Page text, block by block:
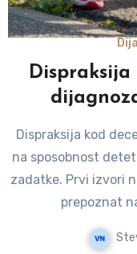
Dispraksija
Dispraksija kod dece je neurološki poremećaj koji utiče
na sposobnost
zadatke. Prvi izvori
prepoznat